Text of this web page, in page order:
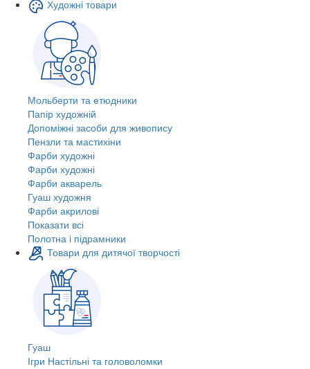
Художні товари
Мольберти та етюдники
Папір художній
Допоміжні засоби для живопису
Пензли та мастихіни
Фарби художні
Фарби художні
Фарби акварель
Гуаш художня
Фарби акрилові
Показати всі
Полотна і підрамники
Товари для дитячої творчості
Гуаш
Ігри Настільні та головоломки